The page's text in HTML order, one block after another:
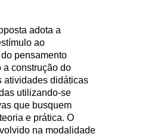
adota a
ao
pensamento
a construção do
atividades didáticas
utilizando-se
que busquem
e prática. O
na modalidade